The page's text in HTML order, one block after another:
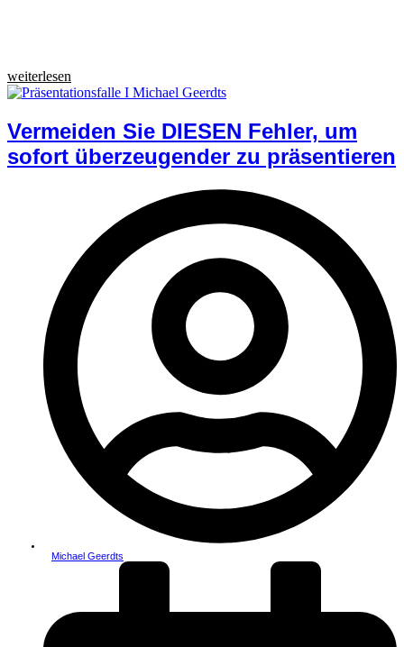
weiterlesen
Vermeiden Sie DIESEN Fehler, um
sofort überzeugender zu präsentieren
Michael Geerdts